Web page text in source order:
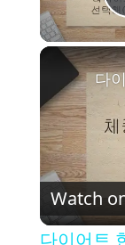
Watch
다이어트